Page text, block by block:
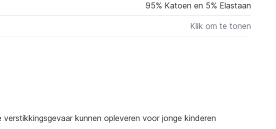
95% Katoen en 5% Elastaan
Klik om te tonen
kunnen opleveren voor jonge kinderen